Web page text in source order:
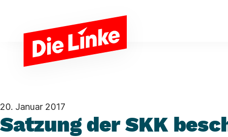
20. Januar 2017
Satzung der SKK